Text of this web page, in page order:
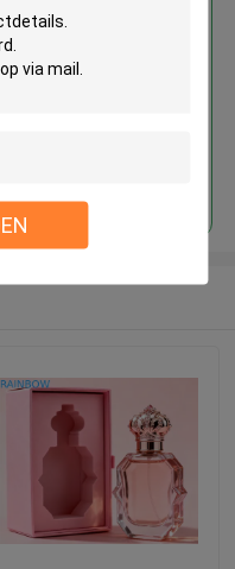
Vakje
Document van
Vakje